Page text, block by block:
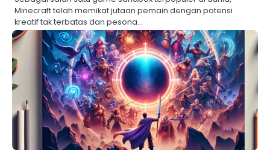
Minecraft telah memikat jutaan pemain dengan potensi
kreatif tak terbatas dan pesona…